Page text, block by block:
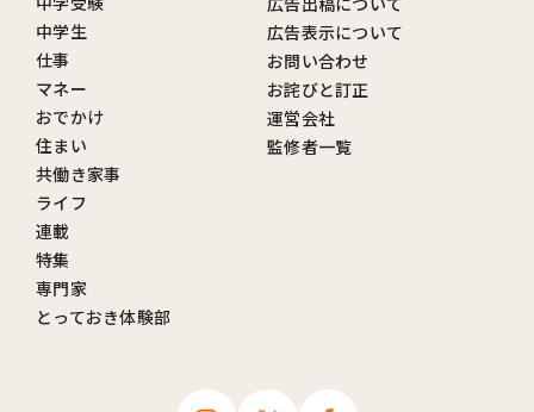
中学生
仕事
マネー
おでかけ
住まい
共働き家事
ライフ
連載
特集
専門家
とっておき体験部
広告表示について
お問い合わせ
お詫びと訂正
運営会社
監修者一覧